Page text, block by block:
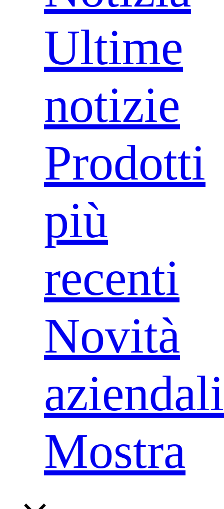
Ultime
notizie
Prodotti
più
recenti
Novità
aziendali
Mostra